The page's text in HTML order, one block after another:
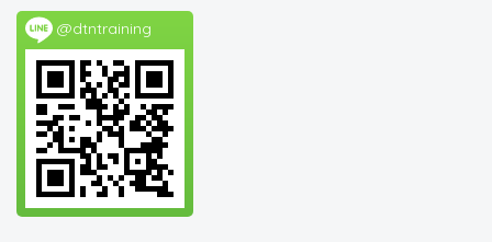
@dtntraining